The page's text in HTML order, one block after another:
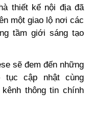
thiết kế nội địa đã
một giao lộ nơi các
tầm giới sáng tạo
sẽ đem đến những
cập nhật cùng
kênh thông tin chính